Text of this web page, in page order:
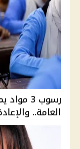
رسوب 3
العامة..